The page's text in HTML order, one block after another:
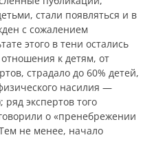
стали появляться и в
с сожалением
этого в тени остались
к детям, от
страдало до 60% детей,
насилия —
ряд экспертов того
о «пренебрежении
не менее, начало